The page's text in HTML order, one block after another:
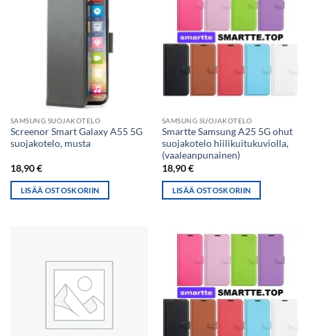
SAMSUNG SUOJAKOTELO
Screenor Smart Galaxy A55 5G
suojakotelo, musta
18,90€
LISÄÄ OSTOSKORIIN
SAMSUNG SUOJAKOTELO
Smartte Samsung A25 5G ohut
suojakotelo hiilikuitukuviolla,
(vaaleanpunainen)
18,90€
LISÄÄ OSTOSKORIIN